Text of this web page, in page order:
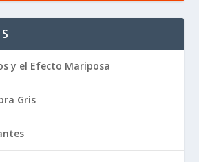
y el Efecto Mariposa
Gris